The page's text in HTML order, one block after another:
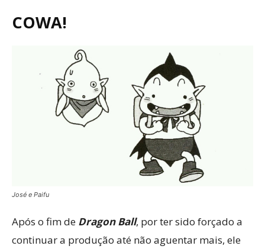
COWA!
José e Paifu
Após o fim de Dragon Ball, por ter sido forçado a
continuar a produção até não aguentar mais, ele